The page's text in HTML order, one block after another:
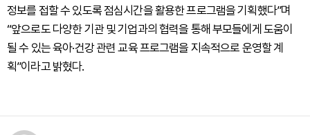
정보를 접할 수 있도록 점심시간을 활용한 프로그램을 기획했다”며
“앞으로도 다양한 기관 및 기업과의 협력을 통해 부모들에게 도움이
될 수 있는 육아·건강 관련 교육 프로그램을 지속적으로 운영할 계
획”이라고 밝혔다.